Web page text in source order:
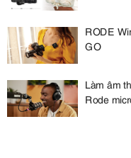
RODE
GO
Làm âm
Rode